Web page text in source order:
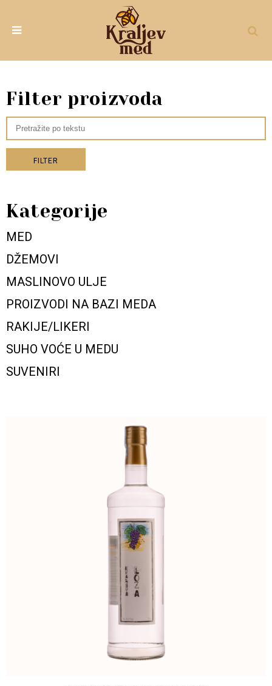
Filter proizvoda
FILTER
Kategorije
MED
DŽEMOVI
MASLINOVO ULJE
PROIZVODI NA BAZI MEDA
RAKIJE/LIKERI
SUHO VOĆE U MEDU
SUVENIRI